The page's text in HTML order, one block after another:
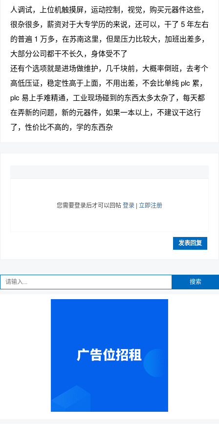
人调试，上位机触摸屏，运动控制，视觉，购买元器件这些，
很杂很多，薪资对于大专学历的来说，还可以，干了 5 年左右
的普遍 1 万多，在苏南这里，但是压力比较大，加班出差多，
大部分公司都干不长久，身体受不了
还有个选项就是进场做维护，几千块前，大概率倒班，去考个
高低压证，稳定性高于上面，不用出差，不会比单纯 plc 累，
plc 易上手难精通，工业现场碰到的东西太多太杂了，每天都
在弄新的问题，新的元器件，如果一本以上，不建议干这行
了，性价比不高的，学的东西杂
您需要登录后才可以回帖登录 | 立即注册
发表回复
搜索